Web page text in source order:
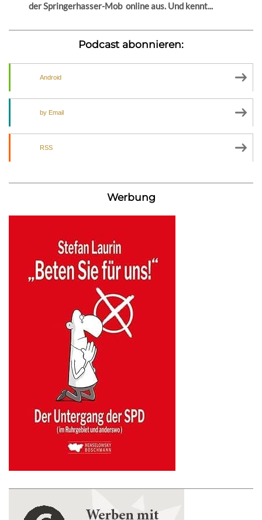
der Springerhasser-Mob online aus. Und kennt...
Podcast abonnieren:
Android
by Email
RSS
Werbung